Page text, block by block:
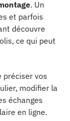
. Un
et parfois
découvre
ce qui peut
préciser vos
modifier la
échanges
en ligne.